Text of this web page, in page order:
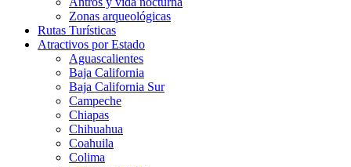
Zonas arqueológicas
Rutas Turísticas
Atractivos por Estado
Aguascalientes
Baja California
Baja California Sur
Campeche
Chiapas
Chihuahua
Coahuila
Colima